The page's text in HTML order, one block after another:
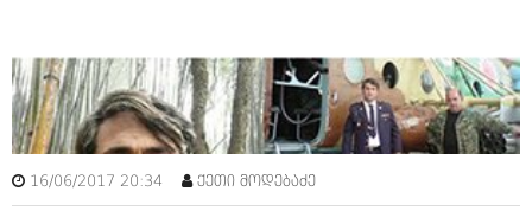
ივნისი 0212 (2)
ნოემბერი 0201 (1)
16/06/2017 20:34 ქეთი მოდებაძე